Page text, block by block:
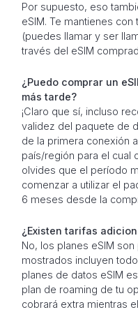
Por supuesto, eso
eSIM. Te mantienes
(puedes llamar y ser
través del eSIM
¿Puedo comprar un
más tarde?
¡Claro que sí, incluso
validez del paquete de
de la primera conexión
país/región para el cual
olvides que el período
comenzar a utilizar el
6 meses desde la
¿Existen tarifas
No, los planes eSIM
mostrados incluyen
planes de datos eSIM
plan de roaming de tu
cobrará extra mientras